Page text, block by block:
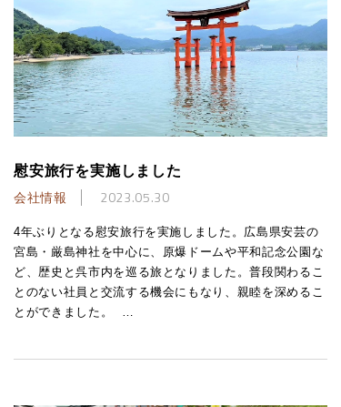
慰安旅行を実施しました
会社情報 2023.05.30
4年ぶりとなる慰安旅行を実施しました。広島県安芸の
宮島・厳島神社を中心に、原爆ドームや平和記念公園な
ど、歴史と呉市内を巡る旅となりました。普段関わるこ
とのない社員と交流する機会にもなり、親睦を深めるこ
とができました。 …